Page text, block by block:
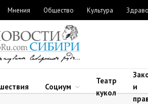
Мнения Общество Культура
Социум
Театр
кукол
и